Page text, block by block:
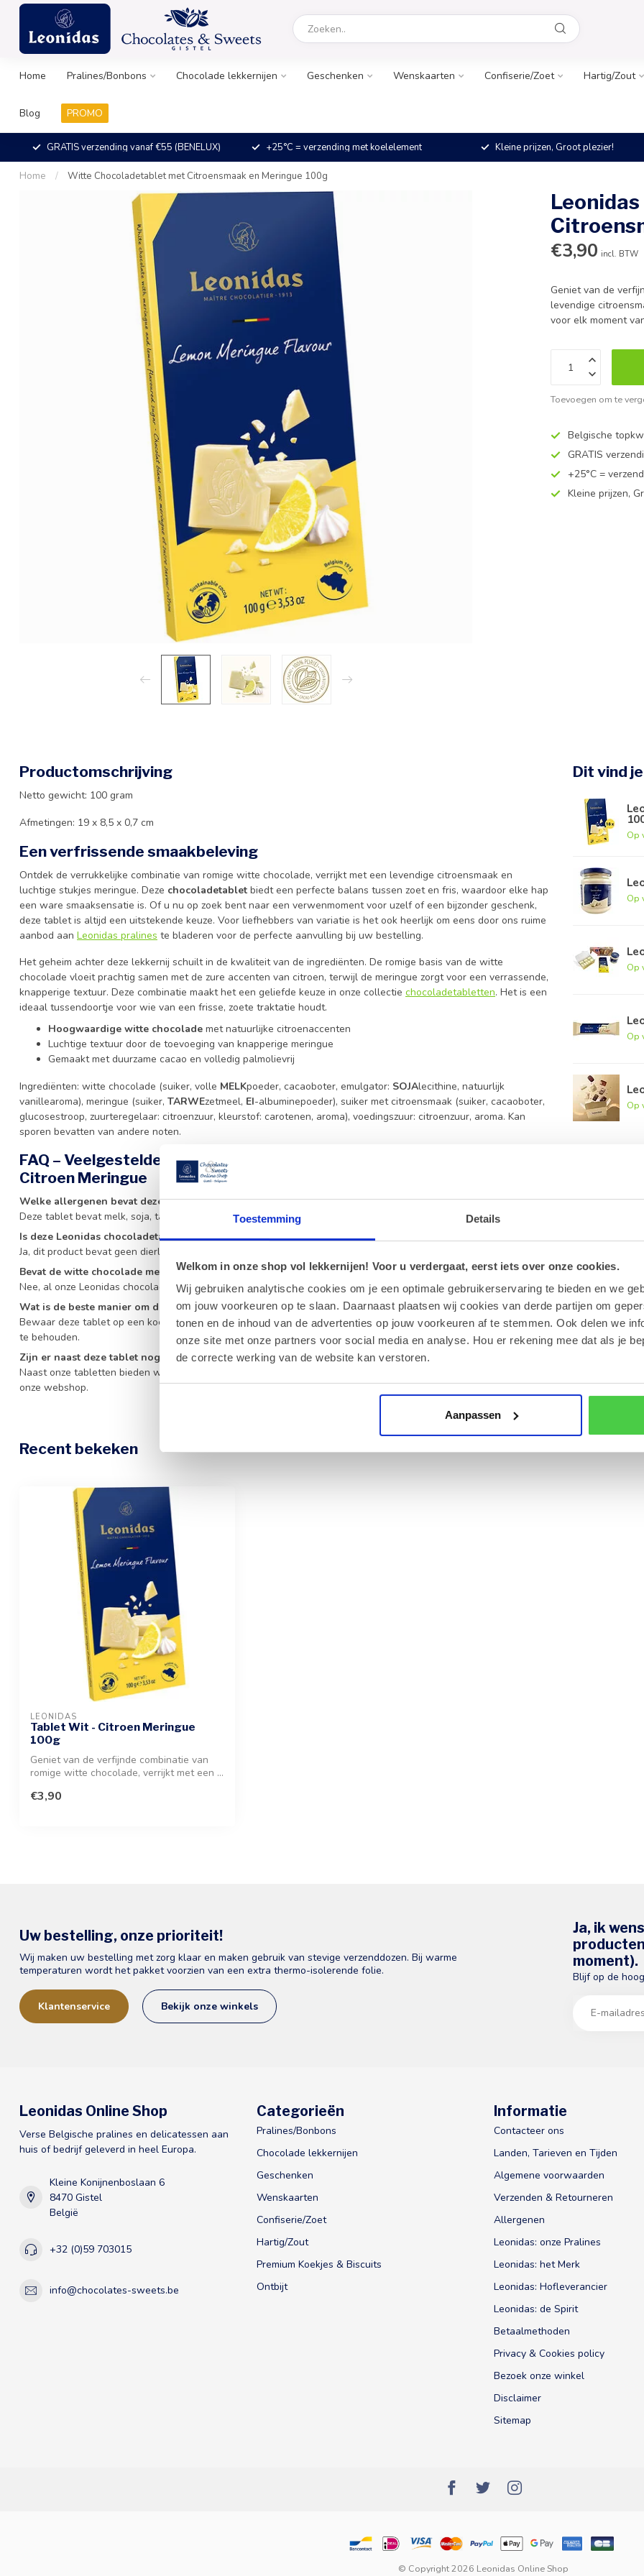
Toestemming Details
Welkom in onze shop vol lekkernijen! Voor u verdergaat, eerst iets over onze cookies.
Wij gebruiken analytische cookies om je een optimale gebruikerservaring te bieden en we
om jouw voorkeuren op te slaan. Daarnaast plaatsen wij cookies van derde partijen om
tonen en de inhoud van de advertenties op jouw voorkeuren af te stemmen. Ook delen we
onze site met onze partners voor social media en analyse. Hou er rekening mee dat als je
de correcte werking van de website kan verstoren.
Aanpassen
Home Pralines/Bonbons Chocolade lekkernijen Geschenken Wenskaarten Confiserie/Zoet Hartig/Zout
Blog PROMO
GRATIS verzending vanaf €55 (BENELUX) +25°C = verzending met koelelement Kleine prijzen, Groot plezier!
Home / Witte Chocoladetablet met Citroensmaak en Meringue 100g
€3,90 incl. BTW
Geniet van de
levendige
voor elk moment
Toevoegen om te
Belgische
GRATIS
+25°C =
Kleine prijzen,
Productomschrijving
Netto gewicht: 100 gram
Afmetingen: 19 x 8,5 x 0,7 cm
Een verfrissende smaakbeleving
Ontdek de verrukkelijke combinatie van romige witte chocolade, verrijkt met een levendige citroensmaak en
luchtige stukjes meringue. Deze chocoladetablet biedt een perfecte balans tussen zoet en fris, waardoor elke hap
een ware smaaksensatie is. Of u nu op zoek bent naar een verwenmoment voor uzelf of een bijzonder geschenk,
deze tablet is altijd een uitstekende keuze. Voor liefhebbers van variatie is het ook heerlijk om eens door ons ruime
aanbod aan Leonidas pralines te bladeren voor de perfecte aanvulling bij uw bestelling.
Het geheim achter deze lekkernij schuilt in de kwaliteit van de ingrediënten. De romige basis van de witte
chocolade vloeit prachtig samen met de zure accenten van citroen, terwijl de meringue zorgt voor een verrassende,
knapperige textuur. Deze combinatie maakt het een geliefde keuze in onze collectie chocoladetabletten. Het is een
ideaal tussendoortje voor wie van een frisse, zoete traktatie houdt.
Hoogwaardige witte chocolade met natuurlijke citroenaccenten
Luchtige textuur door de toevoeging van knapperige meringue
Gemaakt met duurzame cacao en volledig palmolievrij
Ingrediënten: witte chocolade (suiker, volle MELKpoeder, cacaoboter, emulgator: SOJAlecithine, natuurlijk
vanillearoma), meringue (suiker, TARWEzetmeel, EI-albuminepoeder), suiker met citroensmaak (suiker, cacaoboter,
glucosestroop, zuurteregelaar: citroenzuur, kleurstof: carotenen, aroma), voedingszuur: citroenzuur, aroma. Kan
sporen bevatten van andere noten.
FAQ – Veelgestelde vragen over de Leonidas Witte Chocoladetablet
Citroen Meringue
Welke allergenen bevat deze witte chocoladetablet met citroen en meringue?
Deze tablet bevat melk, soja, tarwe en ei. Kan sporen bevatten van andere noten.
Is deze Leonidas chocoladetablet geschikt voor vegetariërs?
Ja, dit product bevat geen dierlijke vetten of vleesproducten en is daardoor uitermate geschikt voor vegetariërs.
Bevat de witte chocolade met citroen palmolie?
Nee, al onze Leonidas chocoladeproducten zijn volledig vrij van palmolie.
Wat is de beste manier om deze chocoladetablet te bewaren?
Bewaar deze tablet op een koele, droge plaats tussen 15 en 18 graden Celsius om de textuur en smaak optimaal
te behouden.
Zijn er naast deze tablet nog andere lekkernijen verkrijgbaar?
Naast onze tabletten bieden wij een uitgebreid assortiment aan bonbons en andere chocoladelekkernijen aan in
onze webshop.
Dit vind
Op
Op
Op
Op
Op
Recent bekeken
LEONIDAS
Tablet Wit - Citroen Meringue
100g
Geniet van de verfijnde combinatie van
romige witte chocolade, verrijkt met een ...
€3,90
Uw bestelling, onze prioriteit!
Wij maken uw bestelling met zorg klaar en maken gebruik van stevige verzenddozen. Bij warme
temperaturen wordt het pakket voorzien van een extra thermo-isolerende folie.
Klantenservice Bekijk onze winkels
Ja, ik
moment).
Blijf op de
Leonidas Online Shop
Verse Belgische pralines en delicatessen aan
huis of bedrijf geleverd in heel Europa.
Kleine Konijnenboslaan 6
8470 Gistel
België
+32 (0)59 703015
info@chocolates-sweets.be
Categorieën
Pralines/Bonbons
Chocolade lekkernijen
Geschenken
Wenskaarten
Confiserie/Zoet
Hartig/Zout
Premium Koekjes & Biscuits
Ontbijt
Informatie
Contacteer ons
Landen, Tarieven en Tijden
Algemene voorwaarden
Verzenden & Retourneren
Allergenen
Leonidas: onze Pralines
Leonidas: het Merk
Leonidas: Hofleverancier
Leonidas: de Spirit
Betaalmethoden
Privacy & Cookies policy
Bezoek onze winkel
Disclaimer
Sitemap
© Copyright 2026 Leonidas Online Shop